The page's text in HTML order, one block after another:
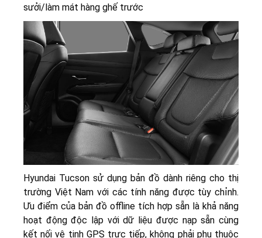
sưởi/làm mát hàng ghế trước
Hyundai Tucson sử dụng bản đồ dành riêng cho thị
trường Việt Nam với các tính năng được tùy chỉnh.
Ưu điểm của bản đồ offline tích hợp sẵn là khả năng
hoạt động độc lập với dữ liệu được nạp sẵn cùng
kết nối vệ tinh GPS trực tiếp, không phải phụ thuộc